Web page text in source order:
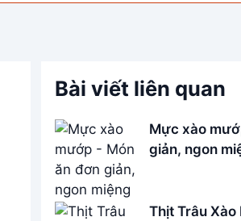
Bài viết liên quan
Mực xào
giản, ngon
Thịt Trâu Xào